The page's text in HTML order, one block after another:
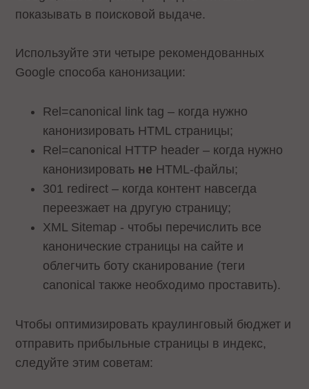
показывать в поисковой выдаче.
Используйте эти четыре рекомендованных
Google способа канонизации:
Rel=canonical link tag – когда нужно
канонизировать HTML страницы;
Rel=canonical HTTP header – когда нужно
канонизировать не HTML-файлы;
301 redirect – когда контент навсегда
переезжает на другую страницу;
XML Sitemap - чтобы перечислить все
канонические страницы на сайте и
облегчить боту сканирование (теги
canonical также необходимо проставить).
Чтобы оптимизировать краулинговый бюджет и
отправить прибыльные страницы в индекс,
следуйте этим советам: